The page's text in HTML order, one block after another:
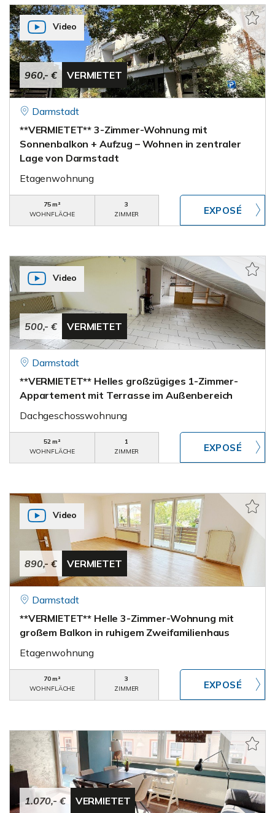
960,- € VERMIETET
Video
Darmstadt
**VERMIETET** 3-Zimmer-Wohnung mit
Sonnenbalkon + Aufzug – Wohnen in zentraler
Lage von Darmstadt
Etagenwohnung
75 m²
WOHNFLÄCHE
3
ZIMMER
500,- € VERMIETET
Video
Darmstadt
**VERMIETET** Helles großzügiges 1-Zimmer-
Appartement mit Terrasse im Außenbereich
Dachgeschosswohnung
52 m²
WOHNFLÄCHE
1
ZIMMER
890,- € VERMIETET
Video
Darmstadt
**VERMIETET** Helle 3-Zimmer-Wohnung mit
großem Balkon in ruhigem Zweifamilienhaus
Etagenwohnung
70 m²
WOHNFLÄCHE
3
ZIMMER
1.070,- € VERMIETET